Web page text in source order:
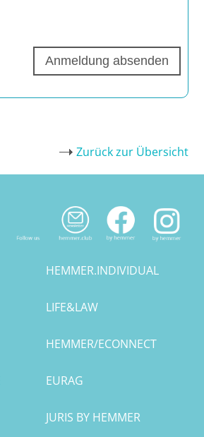
Zurück zur Übersicht
HEMMER.INDIVIDUAL
LIFE&LAW
HEMMER/ECONNECT
EURAG
JURIS BY HEMMER